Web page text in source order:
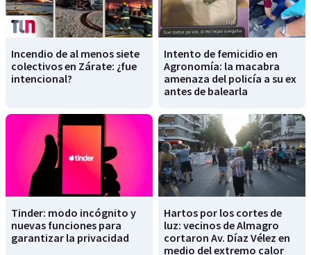
Incendio de al menos siete
colectivos en Zárate: ¿fue
intencional?
Intento de femicidio en
Agronomía: la macabra
amenaza del policía a su ex
antes de balearla
Tinder: modo incógnito y
nuevas funciones para
garantizar la privacidad
Hartos por los cortes de
luz: vecinos de Almagro
cortaron Av. Díaz Vélez en
medio del extremo calor